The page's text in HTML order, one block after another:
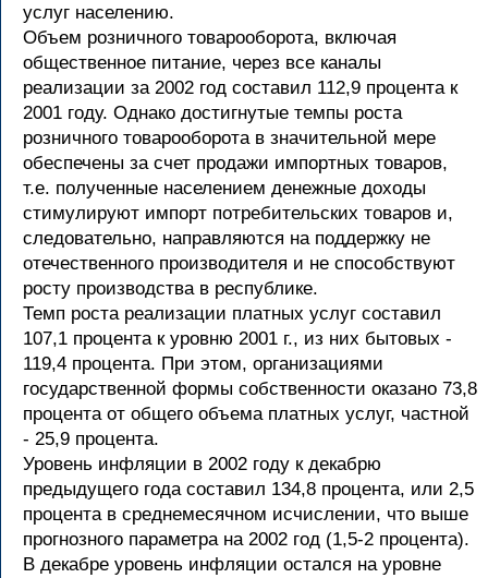
услуг населению.
Объем розничного товарооборота, включая
общественное питание, через все каналы
реализации за 2002 год составил 112,9 процента к
2001 году. Однако достигнутые темпы роста
розничного товарооборота в значительной мере
обеспечены за счет продажи импортных товаров,
т.е. полученные населением денежные доходы
стимулируют импорт потребительских товаров и,
следовательно, направляются на поддержку не
отечественного производителя и не способствуют
росту производства в республике.
Темп роста реализации платных услуг составил
107,1 процента к уровню 2001 г., из них бытовых -
119,4 процента. При этом, организациями
государственной формы собственности оказано 73,8
процента от общего объема платных услуг, частной
- 25,9 процента.
Уровень инфляции в 2002 году к декабрю
предыдущего года составил 134,8 процента, или 2,5
процента в среднемесячном исчислении, что выше
прогнозного параметра на 2002 год (1,5-2 процента).
В декабре уровень инфляции остался на уровне